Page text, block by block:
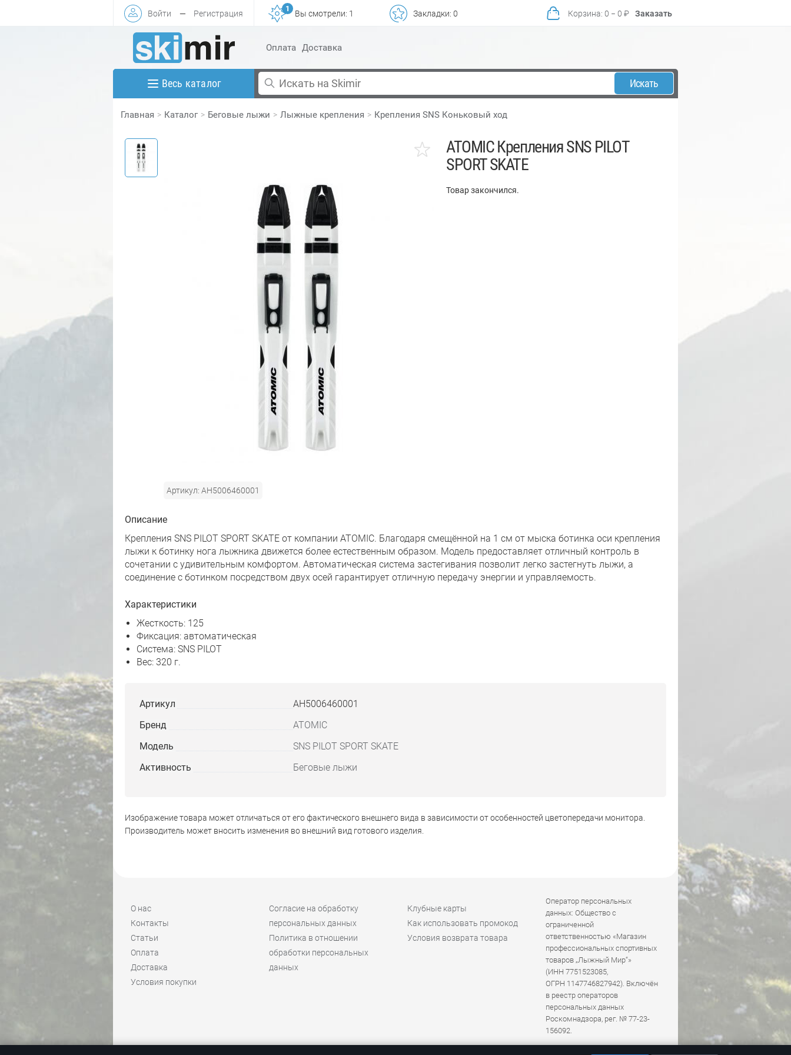
Войти — Регистрация
1
Вы смотрели: 1 Закладки: 0 Корзина: 0 − 0 ₽ Заказать
Оплата Доставка
Весь каталог Искать
Главная Каталог Беговые лыжи Лыжные крепления Крепления SNS Коньковый ход
Артикул: AH5006460001
ATOMIC Крепления SNS PILOT
SPORT SKATE
Товар закончился.
Описание
Крепления SNS PILOT SPORT SKATE от компании ATOMIC. Благодаря смещённой на 1 см от мыска ботинка оси крепления
лыжи к ботинку нога лыжника движется более естественным образом. Модель предоставляет отличный контроль в
сочетании с удивительным комфортом. Автоматическая система застегивания позволит легко застегнуть лыжи, а
соединение с ботинком посредством двух осей гарантирует отличную передачу энергии и управляемость.
Характеристики
Жесткость: 125
Фиксация: автоматическая
Система: SNS PILOT
Вес: 320 г.
Артикул
AH5006460001
Бренд
ATOMIC
Модель
SNS PILOT SPORT SKATE
Активность
Беговые лыжи
Изображение товара может отличаться от его фактического внешнего вида в зависимости от особенностей цветопередачи монитора.
Производитель может вносить изменения во внешний вид готового изделия.
О нас
Контакты
Статьи
Оплата
Доставка
Условия покупки
Согласие на обработку
персональных данных
Политика в отношении
обработки персональных
данных
Клубные карты
Как использовать промокод
Условия возврата товара
Оператор персональных
данных: Общество с
ограниченной
ответственностью «Магазин
профессиональных спортивных
товаров „Лыжный Мир“»
(ИНН 7751523085,
ОГРН 1147746827942). Включён
в реестр операторов
персональных данных
Роскомнадзора, рег. № 77-23-
156092.